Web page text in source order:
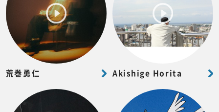
荒巻勇仁 Akishige Horita